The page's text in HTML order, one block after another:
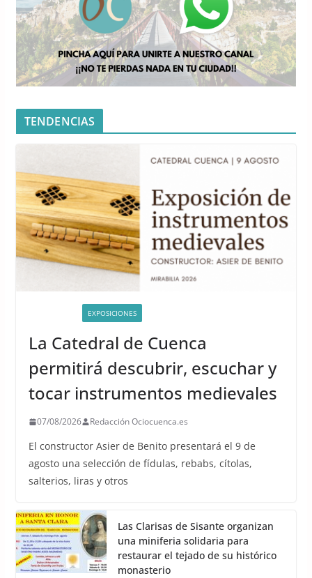
TENDENCIAS
EXPOSICIONES
La Catedral de Cuenca
permitirá descubrir, escuchar y
tocar instrumentos medievales
07/08/2026 Redacción Ociocuenca.es
El constructor Asier de Benito presentará el 9 de
agosto una selección de fídulas, rebabs, cítolas,
salterios, liras y otros
Las Clarisas de Sisante organizan
una miniferia solidaria para
restaurar el tejado de su histórico
monasterio